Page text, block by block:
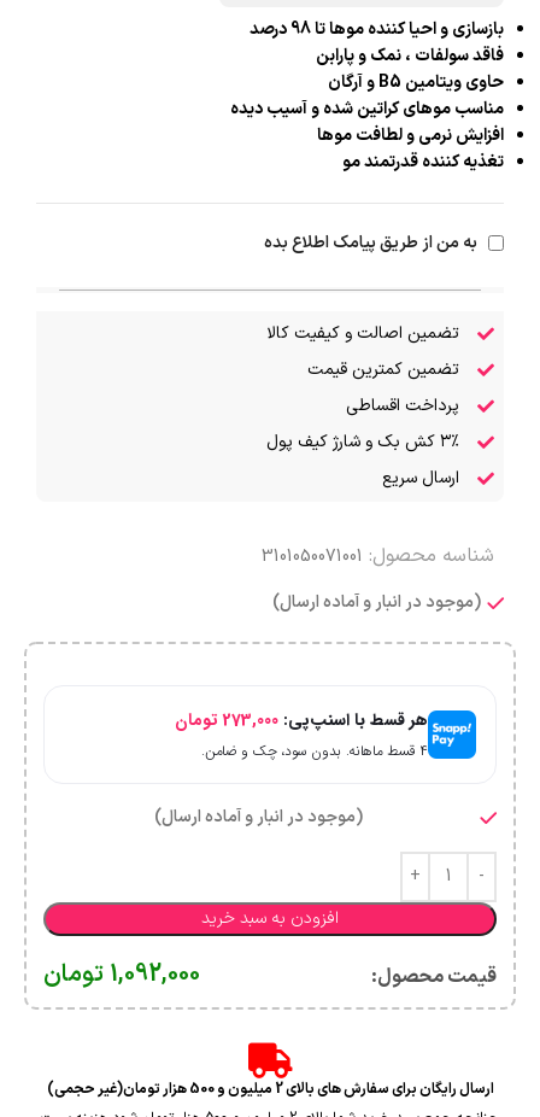
بازسازی و احیا کننده موها تا 98 درصد
فاقد سولفات ، نمک و پارابن
حاوی ویتامین B5 و آرگان
مناسب موهای کراتین شده و آسیب دیده
افزایش نرمی و لطافت موها
تغذیه کننده قدرتمند مو
به من از طریق پیامک اطلاع بده
تضمین اصالت و کیفیت کالا
تضمین کمترین قیمت
پرداخت اقساطی
۳٪ کش بک و شارژ کیف پول
ارسال سریع
شناسه محصول: 3101050071001
(موجود در انبار و آماده ارسال)
هر قسط با اسنپ‌پی: 273,000 تومان
۴ قسط ماهانه. بدون سود، چک و ضامن.
(موجود در انبار و آماده ارسال)
افزودن به سبد خرید
قیمت محصول:​ 1,092,000 تومان
ارسال رایگان برای سفارش های بالای 2 میلیون و 500 هزار تومان(غیر حجمی)